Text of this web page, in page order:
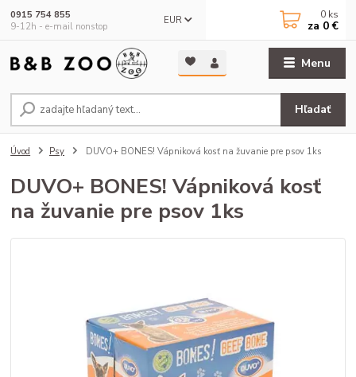
Menu
EUR
Hľadať
0915 754 855
9-12h - e-mail nonstop
0 ks
za 0 €
Úvod Psy DUVO+ BONES! Vápniková kosť na žuvanie pre psov 1ks
DUVO+ BONES! Vápniková kosť
na žuvanie pre psov 1ks